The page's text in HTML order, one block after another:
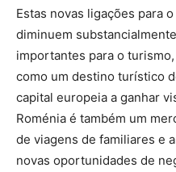
Estas novas ligações para
diminuem
importantes para o
como um destino turístico
capital europeia a ganhar
Roménia é também um
de viagens de familiares e
novas oportunidades de